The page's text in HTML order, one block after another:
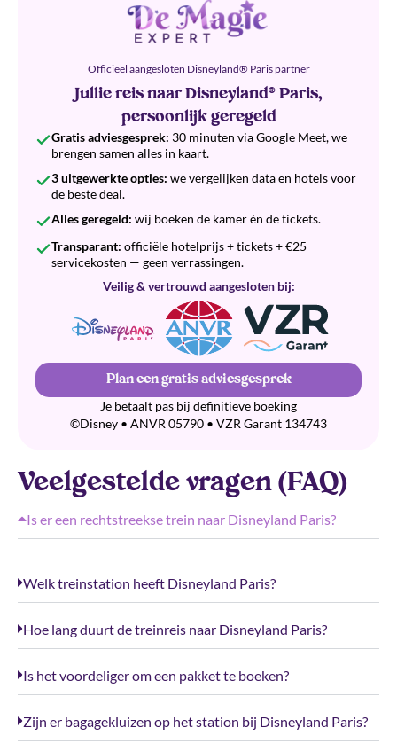
Officieel aangesloten Disneyland® Paris partner
Jullie reis naar Disneyland® Paris,
persoonlijk geregeld
Gratis adviesgesprek: 30 minuten via Google Meet, we
brengen samen alles in kaart.
3 uitgewerkte opties: we vergelijken data en hotels voor
de beste deal.
Alles geregeld: wij boeken de kamer én de tickets.
Transparant: officiële hotelprijs + tickets + €25
servicekosten — geen verrassingen.
Veilig & vertrouwd aangesloten bij:
Plan een gratis adviesgesprek
Je betaalt pas bij definitieve boeking
©Disney • ANVR 05790 • VZR Garant 134743
Veelgestelde vragen (FAQ)
Is er een rechtstreekse trein naar Disneyland Paris?
Welk treinstation heeft Disneyland Paris?
Hoe lang duurt de treinreis naar Disneyland Paris?
Is het voordeliger om een pakket te boeken?
Zijn er bagagekluizen op het station bij Disneyland Paris?